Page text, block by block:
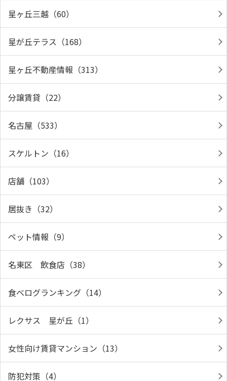
星ヶ丘三越（60）
星が丘テラス（168）
星ヶ丘不動産情報（313）
分譲賃貸（22）
名古屋（533）
スケルトン（16）
店舗（103）
居抜き（32）
ペット情報（9）
名東区 飲食店（38）
食べログランキング（14）
レクサス 星が丘（1）
女性向け賃貸マンション（13）
防犯対策（4）